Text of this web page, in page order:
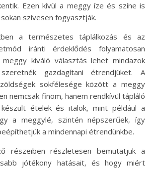
Ezen kívül a meggy íze és színe is
szívesen fogyasztják.
a természetes táplálkozás és az
iránti érdeklődés folyamatosan
kiváló választás lehet mindazok
gazdagítani étrendjüket. A
sokfélesége között a meggy
nemcsak finom, hanem rendkívül tápláló
ételek és italok, mint például a
a meggylé, szintén népszerűek, így
a mindennapi étrendünkbe.
részeiben részletesen bemutatjuk a
jótékony hatásait, és hogy miért